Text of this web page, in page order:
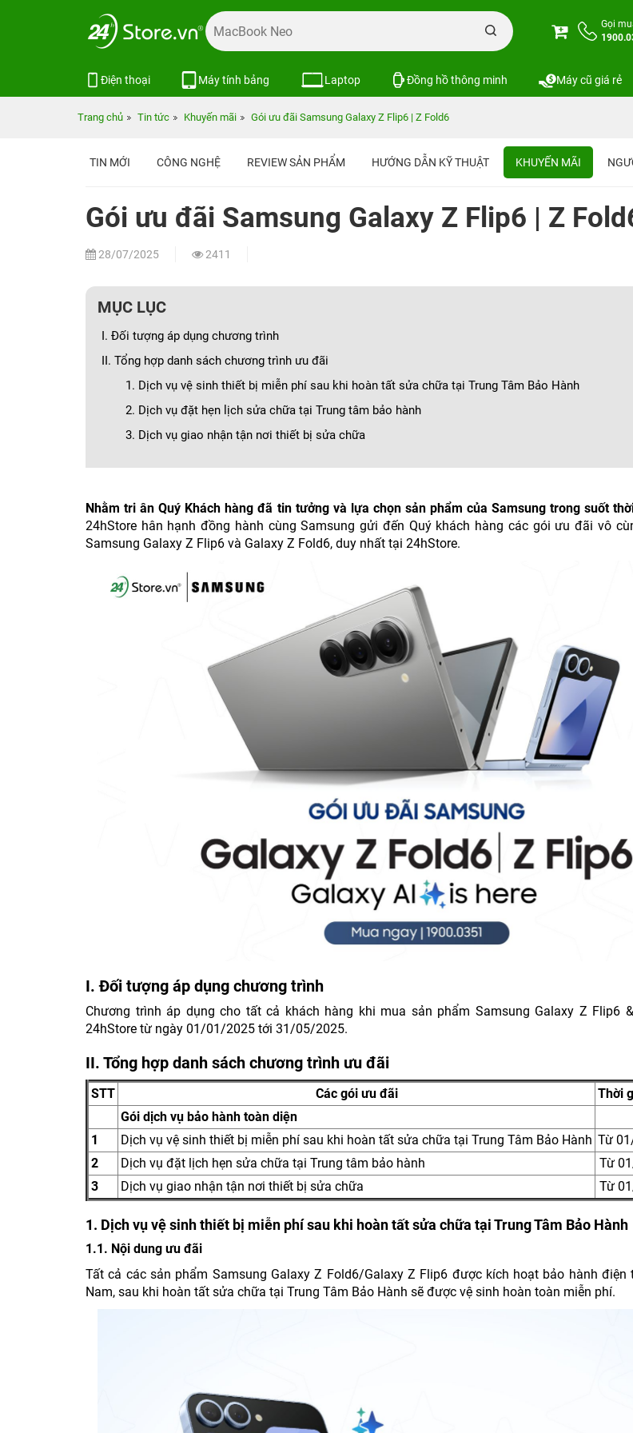
Gọi
Điện thoại Máy tính bảng Laptop Đồng hồ thông minh Máy cũ giá rẻ
Trang chủ Tin tức Khuyến mãi Gói ưu đãi Samsung Galaxy Z Flip6 | Z Fold6
TIN MỚI CÔNG NGHỆ REVIEW SẢN PHẨM HƯỚNG DẪN KỸ THUẬT KHUYẾN MÃI
Gói ưu đãi Samsung Galaxy Z Flip6 | Z
28/07/2025 2411
MỤC LỤC
I. Đối tượng áp dụng chương trình
II. Tổng hợp danh sách chương trình ưu đãi
1. Dịch vụ vệ sinh thiết bị miễn phí sau khi hoàn tất sửa chữa tại Trung Tâm Bảo Hành
2. Dịch vụ đặt hẹn lịch sửa chữa tại Trung tâm bảo hành
3. Dịch vụ giao nhận tận nơi thiết bị sửa chữa
Nhằm tri ân Quý Khách hàng đã tin tưởng và lựa chọn sản phẩm của Samsung trong suốt
24hStore hân hạnh đồng hành cùng Samsung gửi đến Quý khách hàng các gói ưu đãi vô
Samsung Galaxy Z Flip6 và Galaxy Z Fold6, duy nhất tại 24hStore.
I. Đối tượng áp dụng chương trình
Chương trình áp dụng cho tất cả khách hàng khi mua sản phẩm Samsung Galaxy Z Flip6
24hStore từ ngày 01/01/2025 tới 31/05/2025.
II. Tổng hợp danh sách chương trình ưu đãi
STT Các gói ưu đãi
Thời
Gói dịch vụ bảo hành toàn diện
1
Dịch vụ vệ sinh thiết bị miễn phí sau khi hoàn tất sửa chữa tại Trung Tâm Bảo Hành Từ
2
Dịch vụ đặt lịch hẹn sửa chữa tại Trung tâm bảo hành
Từ
3
Dịch vụ giao nhận tận nơi thiết bị sửa chữa Từ
1. Dịch vụ vệ sinh thiết bị miễn phí sau khi hoàn tất sửa chữa tại Trung Tâm Bảo Hành
1.1. Nội dung ưu đãi
Tất cả các sản phẩm Samsung Galaxy Z Fold6/Galaxy Z Flip6 được kích hoạt bảo hành
Nam, sau khi hoàn tất sửa chữa tại Trung Tâm Bảo Hành sẽ được vệ sinh hoàn toàn miễn phí.